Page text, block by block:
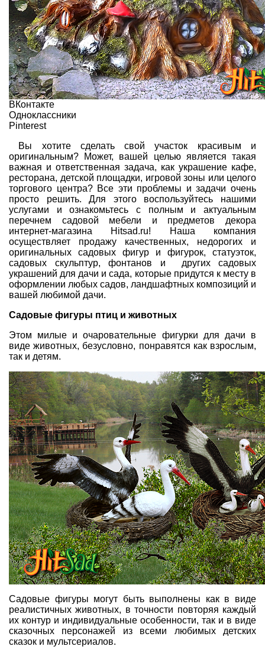
ВКонтакте
Одноклассники
Pinterest
Вы хотите сделать свой участок красивым и
оригинальным? Может, вашей целью является такая
важная и ответственная задача, как украшение кафе,
ресторана, детской площадки, игровой зоны или целого
торгового центра? Все эти проблемы и задачи очень
просто решить. Для этого воспользуйтесь нашими
услугами и ознакомьтесь с полным и актуальным
перечнем садовой мебели и предметов декора
интернет-магазина Hitsad.ru! Наша компания
осуществляет продажу качественных, недорогих и
оригинальных садовых фигур и фигурок, статуэток,
садовых скульптур, фонтанов и других садовых
украшений для дачи и сада, которые придутся к месту в
оформлении любых садов, ландшафтных композиций и
вашей любимой дачи.
Садовые фигуры птиц и животных
Этом милые и очаровательные фигурки для дачи в
виде животных, безусловно, понравятся как взрослым,
так и детям.
Садовые фигуры могут быть выполнены как в виде
реалистичных животных, в точности повторяя каждый
их контур и индивидуальные особенности, так и в виде
сказочных персонажей из всеми любимых детских
сказок и мультсериалов.